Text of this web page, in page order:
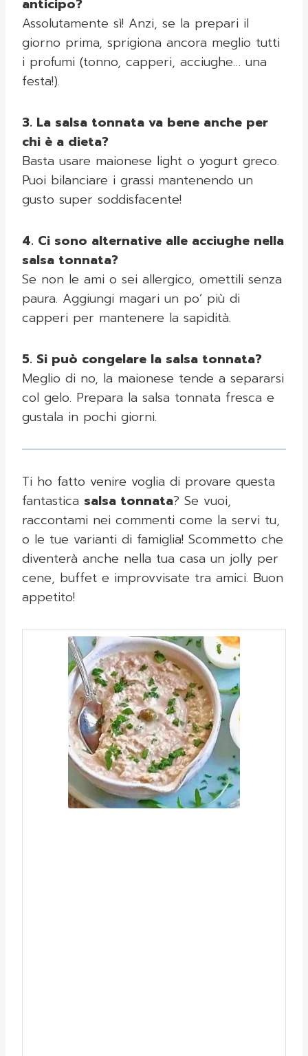
anticipo?
Assolutamente sì! Anzi, se la prepari il
giorno prima, sprigiona ancora meglio tutti
i profumi (tonno, capperi, acciughe… una
festa!).
3. La salsa tonnata va bene anche per
chi è a dieta?
Basta usare maionese light o yogurt greco.
Puoi bilanciare i grassi mantenendo un
gusto super soddisfacente!
4. Ci sono alternative alle acciughe nella
salsa tonnata?
Se non le ami o sei allergico, omettili senza
paura. Aggiungi magari un po’ più di
capperi per mantenere la sapidità.
5. Si può congelare la salsa tonnata?
Meglio di no, la maionese tende a separarsi
col gelo. Prepara la salsa tonnata fresca e
gustala in pochi giorni.
Ti ho fatto venire voglia di provare questa
fantastica salsa tonnata? Se vuoi,
raccontami nei commenti come la servi tu,
o le tue varianti di famiglia! Scommetto che
diventerà anche nella tua casa un jolly per
cene, buffet e improvvisate tra amici. Buon
appetito!